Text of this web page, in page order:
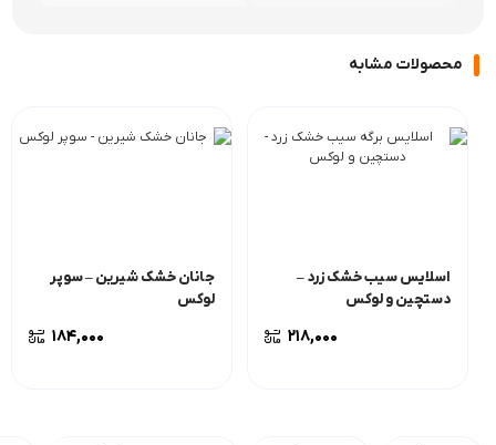
محصولات مشابه
اسلایس سیب خشک زرد –
دستچین و لوکس
218,000
جانان خشک شیرین – سوپر
لوکس
184,000